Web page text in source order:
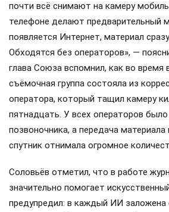
почти всё снимают на камеру
телефоне делают предварительный
появляется Интернет, материал
Обходятся без операторов», —
глава Союза вспомнил, как во время
съёмочная группа состояла из
оператора, который тащил камеру
пятнадцать. У всех операторов было
позвоночника, а передача
спутник отнимала огромное
Соловьёв отметил, что в работе
значительно помогает
предупредил: в каждый ИИ заложена